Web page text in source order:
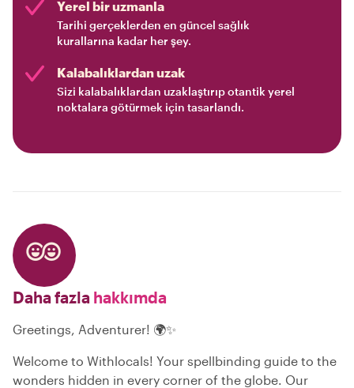
Yerel bir uzmanla
Tarihi gerçeklerden en güncel sağlık
kurallarına kadar her şey.
Kalabalıklardan uzak
Sizi kalabalıklardan uzaklaştırıp otantik yerel
noktalara götürmek için tasarlandı.
Daha fazla hakkımda
Greetings, Adventurer! 🌍✨
Welcome to Withlocals! Your spellbinding guide to the
wonders hidden in every corner of the globe. Our